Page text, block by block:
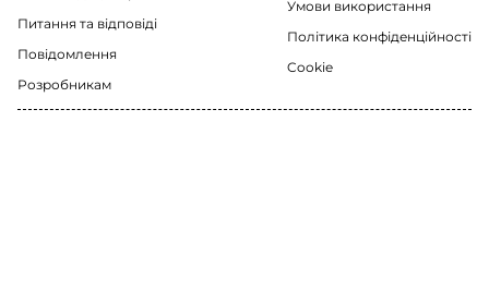
Питання та відповіді
Повідомлення
Розробникам
Умови використання
Політика конфіденційності
Cookie